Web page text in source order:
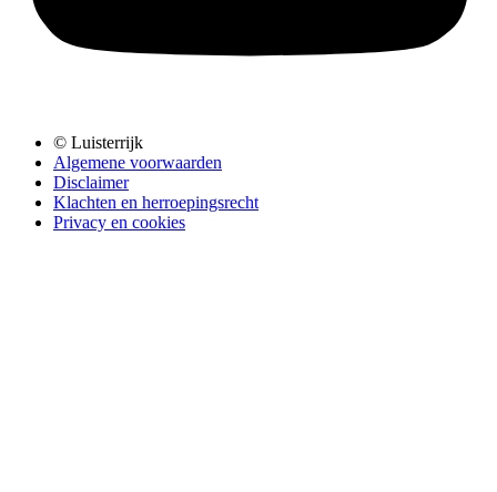
© Luisterrijk
Algemene voorwaarden
Disclaimer
Klachten en herroepingsrecht
Privacy en cookies